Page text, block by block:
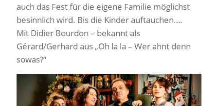
auch das Fest für die eigene Familie möglichst
besinnlich wird. Bis die Kinder auftauchen….
Mit Didier Bourdon – bekannt als
Gérard/Gerhard aus „Oh la la – Wer ahnt denn
sowas?“